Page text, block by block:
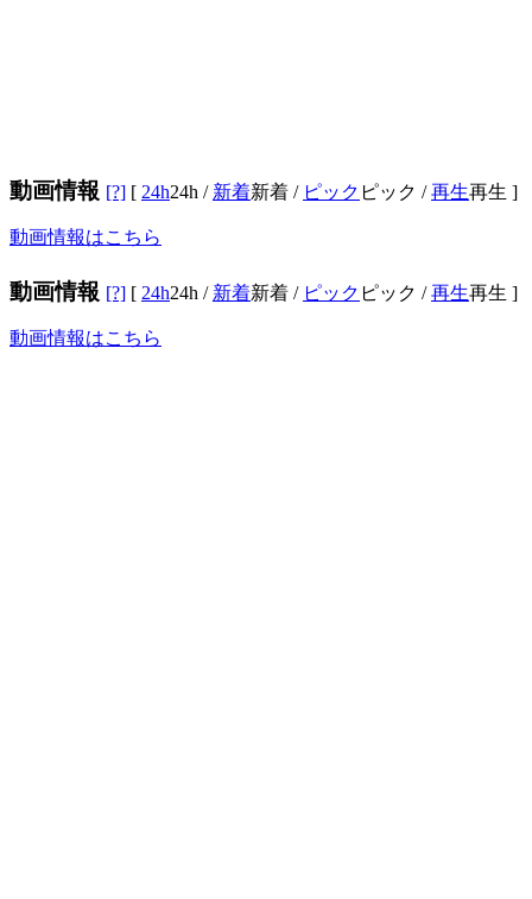
動画情報 [?] [ 24h24h / 新着新着 / ピック ピック /再生再生 ]
動画情報はこちら
動画情報 [?] [ 24h24h / 新着新着 / ピック ピック /再生再生 ]
動画情報はこちら